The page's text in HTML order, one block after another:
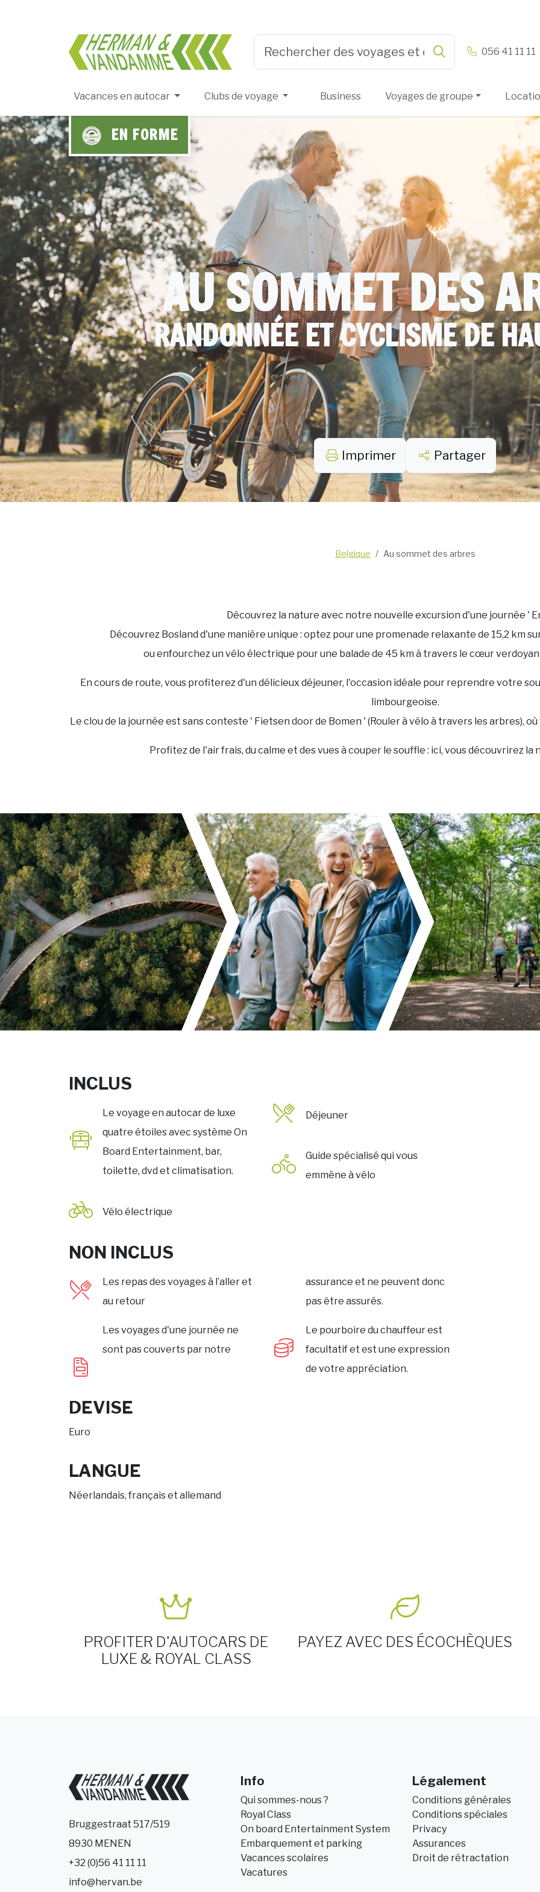
Herman & Vandamme 056 41 11 11
Vacances en autocar Clubs de voyage Business Voyages de groupe
EN FORME
AU SOMMET DES
RANDONNÉE ET CYCLISME DE
Imprimer Partager
Belgique Au sommet des arbres
Découvrez la nature avec notre nouvelle excursion d'une journée '
Découvrez Bosland d'une manière unique : optez pour une promenade relaxante de 15,2 km
ou enfourchez un vélo électrique pour une balade de 45 km à travers le cœur
En cours de route, vous profiterez d'un délicieux déjeuner, l'occasion idéale pour reprendre votre
limbourgeoise.
Le clou de la journée est sans conteste ' Fietsen door de Bomen ' (Rouler à vélo à travers les arbres),
Profitez de l'air frais, du calme et des vues à couper le souffle : ici, vous découvrirez la
INCLUS
Le voyage en autocar de luxe
quatre étoiles avec système On
Board Entertainment, bar,
toilette, dvd et climatisation.
Vélo électrique
Déjeuner
Guide spécialisé qui vous
emmène à vélo
NON INCLUS
Les repas des voyages à l’aller et
au retour
Les voyages d'une journée ne
sont pas couverts par notre
assurance et ne peuvent donc
pas être assurés.
Le pourboire du chauffeur est
facultatif et est une expression
de votre appréciation.
DEVISE
Euro
LANGUE
Néerlandais, français et allemand
PROFITER D'AUTOCARS DE
LUXE & ROYAL CLASS
PAYEZ AVEC DES ÉCOCHÈQUES
Bruggestraat 517/519
8930 MENEN
+32 (0)56 41 11 11
info@hervan.be
Info
Qui sommes-nous ?
Royal Class
On board Entertainment System
Embarquement et parking
Vacances scolaires
Vacatures
Légalement
Conditions générales
Conditions spéciales
Privacy
Assurances
Droit de rétractation